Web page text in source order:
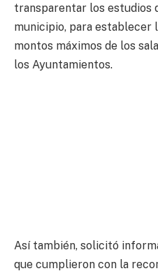
transparentar los estudios
municipio, para establecer
montos máximos de los
los Ayuntamientos.
Así también, solicitó
que cumplieron con la